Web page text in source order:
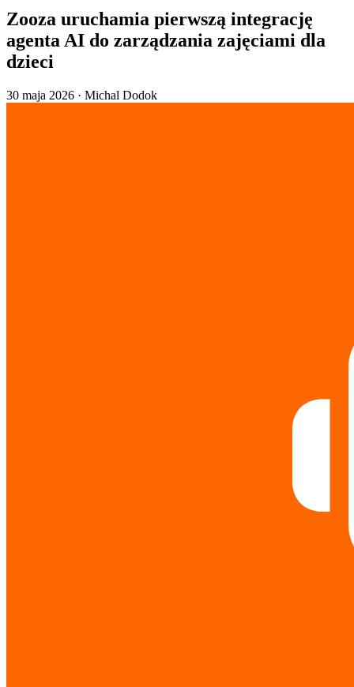
Zooza uruchamia pierwszą integrację
agenta AI do zarządzania zajęciami dla
dzieci
30 maja 2026 · Michal Dodok